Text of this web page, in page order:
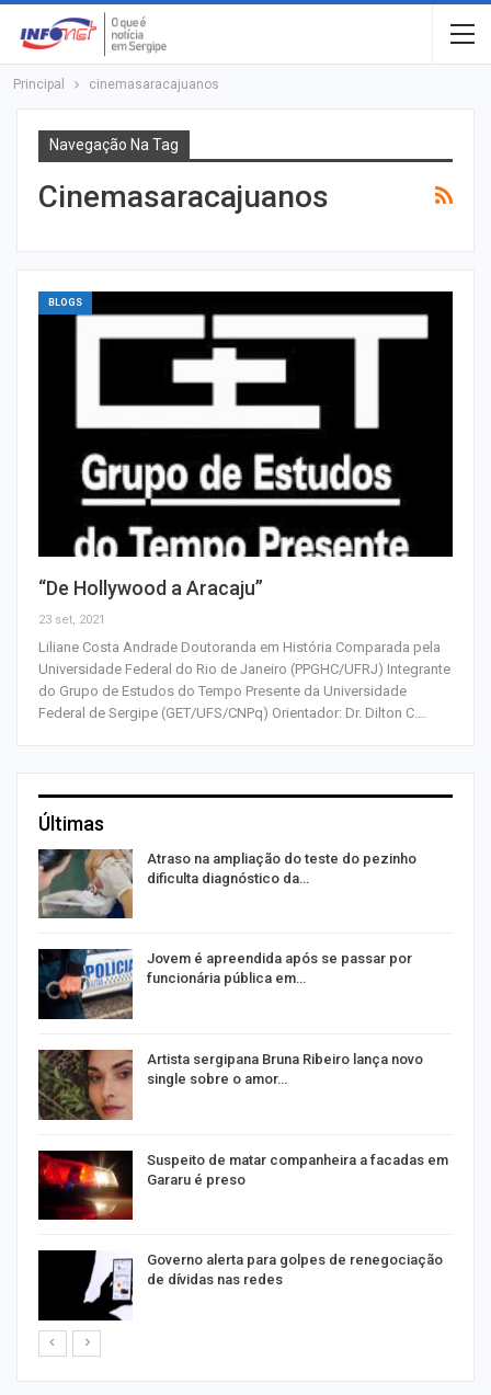
Principal cinemasaracajuanos
Navegação Na Tag
Cinemasaracajuanos
BLOGS
“De Hollywood a Aracaju”
23 set, 2021
Liliane Costa Andrade Doutoranda em História Comparada pela
Universidade Federal do Rio de Janeiro (PPGHC/UFRJ) Integrante
do Grupo de Estudos do Tempo Presente da Universidade
Federal de Sergipe (GET/UFS/CNPq) Orientador: Dr. Dilton C.…
Últimas
Atraso na ampliação do teste do pezinho
dificulta diagnóstico da…
Jovem é apreendida após se passar por
funcionária pública em…
Artista sergipana Bruna Ribeiro lança novo
single sobre o amor…
Suspeito de matar companheira a facadas em
Gararu é preso
Governo alerta para golpes de renegociação
de dívidas nas redes